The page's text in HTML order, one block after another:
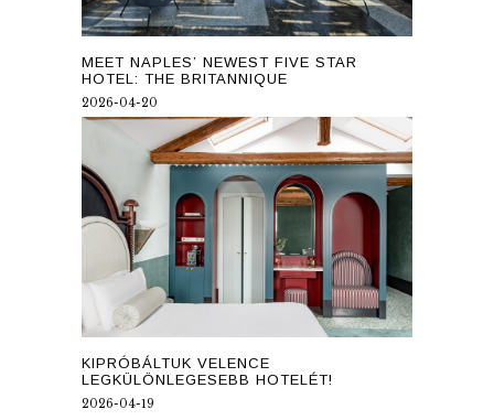
MEET NAPLES’ NEWEST FIVE STAR
HOTEL: THE BRITANNIQUE
2026-04-20
KIPRÓBÁLTUK VELENCE
LEGKÜLÖNLEGESEBB HOTELÉT!
2026-04-19